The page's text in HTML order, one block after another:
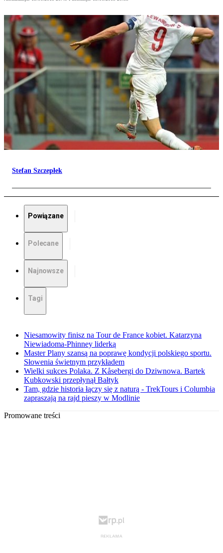
Stefan Szczepłek
Powiązane
Polecane
Najnowsze
Tagi
Niesamowity finisz na Tour de France kobiet. Katarzyna
Niewiadoma-Phinney liderką
Master Plany szansą na poprawę kondycji polskiego sportu.
Słowenia świetnym przykładem
Wielki sukces Polaka. Z Kåsebergi do Dziwnowa. Bartek
Kubkowski przepłynął Bałtyk
Tam, gdzie historia łączy się z naturą - TrekTours i Columbia
zapraszają na rajd pieszy w Modlinie
Promowane treści